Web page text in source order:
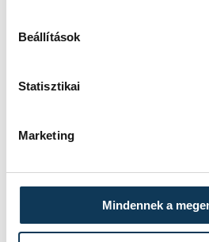
Beállítások
Statisztikai
Marketing
Mindennek a
A folyó
egy csaknem komplett,
motorkerékpárbukkant
Batthyány téri rakpart
akna került elő.
Késéltánc a
történik, ha